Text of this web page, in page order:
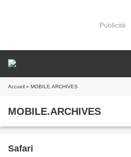
Publicité
Accueil » MOBILE.ARCHIVES
MOBILE.ARCHIVES
Safari